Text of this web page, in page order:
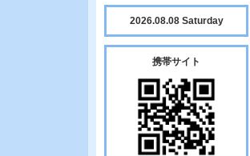
2026.08.08 Saturday
携帯サイト